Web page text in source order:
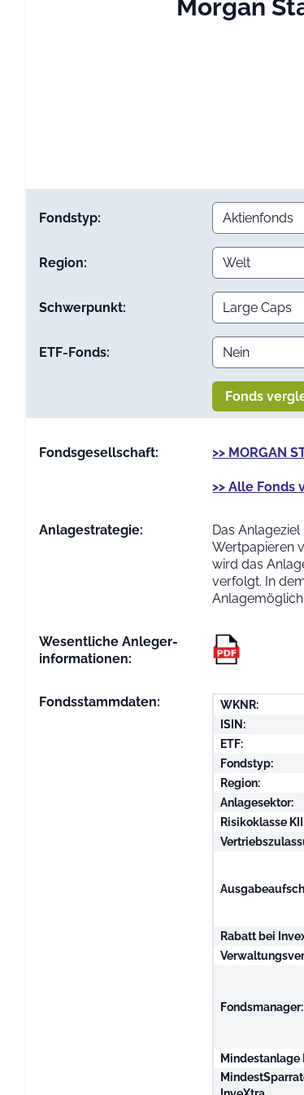
Morgan
Fondstyp:
Region:
Schwerpunkt:
ETF-Fonds:
Fonds
Fondsgesellschaft: >> MORGAN
>> Alle Fonds
Anlage­strategie:
Das
Wertpapieren
wird das
verfolgt. In
Wesentliche Anleger­
informationen:
Fondsstammdaten: WKNR:
ISIN:
ETF:
Fondstyp:
Region:
Anlagesektor:
Risikoklasse
Rabatt bei
Fondsmanager:
Mindestanlage